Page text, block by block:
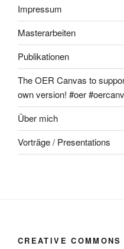
Impressum
Masterarbeiten
Publikationen
The OER Canvas to
own version! #oer
Über mich
Vorträge / Presentations
CREATIVE COMMONS